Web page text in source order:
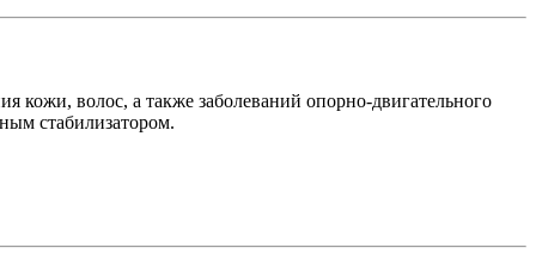
кожи, волос, а также заболеваний опорно-двигательного
стабилизатором.